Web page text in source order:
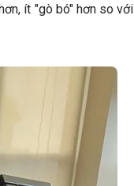
ít "gò bó" hơn so với